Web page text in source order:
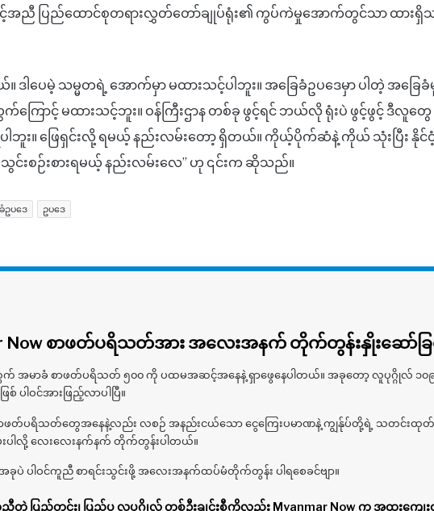
ေနှင့်အညီ ပြည်ထောင်စုတရားလွှတ်တော်ချုပ်ရုံး၏ ကွပ်ကဲမှုအောက်တွင်သာ ထာ
ဒါပေမဲ့ သမ္မတရဲ့ အောက်မှာ မထားသင့်ပါဘူး။ အခြေခံဥပဒေမှာ ပါတဲ့ အခြေခံ
ကြောင့် မထားသင့်ဘူး။ ဝန်ကြီးဌာန တစ်ခု ဖွင့်ရင် ဘယ်လို ရုံးပဲ ဖွင့်ဖွင့် ဒီလူ
ါဘူး။ ဖြေရှင်းလို့ ရမယ့် နည်းလမ်းတော့ ရှိတယ်။ ကိုယ့်ပိုက်ဆံနဲ့ ကိုယ် သုံးပြီး နိုင်
င်းစဉ်းစားရမယ့် နည်းလမ်းလေ” ဟု ၎င်းက ဆိုသည်။
ဥပဒေ ဥပဒေ
Now စာဖတ်ပရိသတ်အား အလေးအနက် တိုက်တွန်းနှိုးဆော်ခြ
မာခံ စာဖတ်ပရိသတ် ၅၀၀ ကို ပထမအဆင့်အနေနဲ့ ရှာဖွေနေပါတယ်။ အခုတော့ လူပုဂ္ဂိုလ် ၁၀
ပါဝင်အားဖြည့်လာပါပြီ။
ာစာဖတ်ပရိသတ်တွေအနေနဲ့လည်း လစဉ် အနည်းငယ်သော ငွေကြေးပမာဏနဲ့ ကျွန်ုပ်တို့ရဲ့ သတင်းထု
းပါလို့ လေးလေးနက်နက် တိုက်တွန်းပါတယ်။
ခုပဲ ပါဝင်ကူညီ စာရင်းသွင်းဖို့ အလေးအနက်ထပ်မံတိုက်တွန်း ပါရစေခင်ဗျာ။
ပြည်တွင်း၊ ပြည်ပ လူပုဂ္ဂိုလ် တစ်ဦးချင်းစီကိုလည်း Myanmar Now က အထူးကျေး